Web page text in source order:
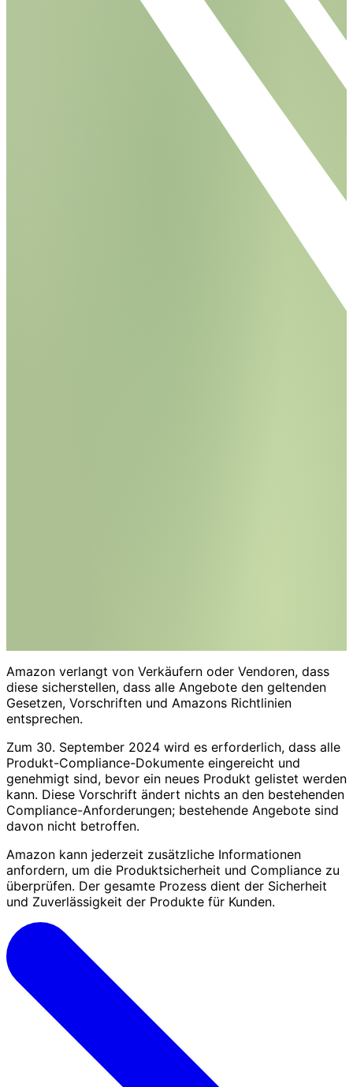
Amazon verlangt von Verkäufern oder Vendoren, dass
diese sicherstellen, dass alle Angebote den geltenden
Gesetzen, Vorschriften und Amazons Richtlinien
entsprechen.
Zum 30. September 2024 wird es erforderlich, dass alle
Produkt-Compliance-Dokumente eingereicht und
genehmigt sind, bevor ein neues Produkt gelistet werden
kann. Diese Vorschrift ändert nichts an den bestehenden
Compliance-Anforderungen; bestehende Angebote sind
davon nicht betroffen.
Amazon kann jederzeit zusätzliche Informationen
anfordern, um die Produktsicherheit und Compliance zu
überprüfen. Der gesamte Prozess dient der Sicherheit
und Zuverlässigkeit der Produkte für Kunden.